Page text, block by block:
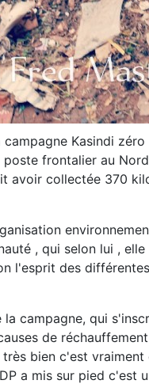
Kasindi
frontalier au
avoir collectée 370
, qui selon lui ,
l'esprit des
campagne, qui
de
bien c'est vraiment
a mis sur pied c'est